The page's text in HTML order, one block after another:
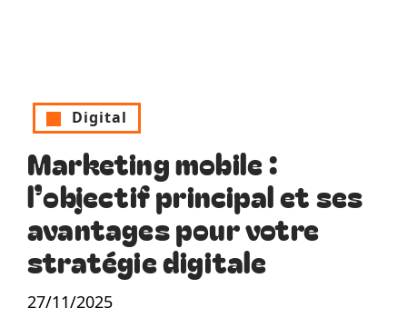
Digital
Marketing mobile :
l’objectif principal et ses
avantages pour votre
stratégie digitale
27/11/2025